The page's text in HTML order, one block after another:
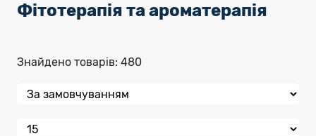
Фітотерапія та ароматерапія
Знайдено товарів: 480